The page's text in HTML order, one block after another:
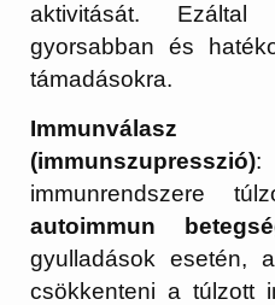
aktivitását. Ezáltal
gyorsabban és
támadásokra.
(immunszupresszió):
immunrendszere
autoimmun
gyulladások esetén,
csökkenteni a túlzott